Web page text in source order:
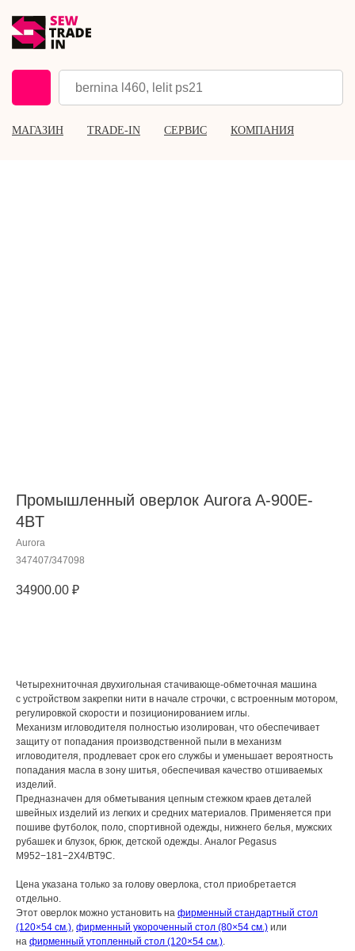
МАГАЗИН TRADE-IN СЕРВИС КОМПАНИЯ
Промышленный оверлок Aurora A-900E-
4BT
Aurora
347407/347098
34900.00 ₽
Четырехниточная двухигольная стачивающе-обметочная машина
c устройством закрепки нити в начале строчки, с встроенным мотором,
регулировкой скорости и позиционированием иглы.
Механизм игловодителя полностью изолирован, что обеспечивает
защиту от попадания производственной пыли в механизм
игловодителя, продлевает срок его службы и уменьшает вероятность
попадания масла в зону шитья, обеспечивая качество отшиваемых
изделий.
Предназначен для обметывания цепным стежком краев деталей
швейных изделий из легких и средних материалов. Применяется при
пошиве футболок, поло, спортивной одежды, нижнего белья, мужских
рубашек и блузок, брюк, детской одежды. Аналог Pegasus
M952−181−2X4/BT9C.
Цена указана только за голову оверлока, стол приобретается
отдельно.
Этот оверлок можно установить на фирменный стандартный стол
(120×54 см.), фирменный укороченный стол (80×54 см.) или
на фирменный утопленный стол (120×54 см.).